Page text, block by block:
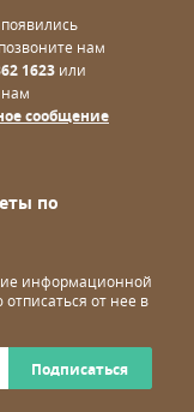
нам
1623 или
нам
сообщение
по
информационной
отписаться от нее в
Подписаться